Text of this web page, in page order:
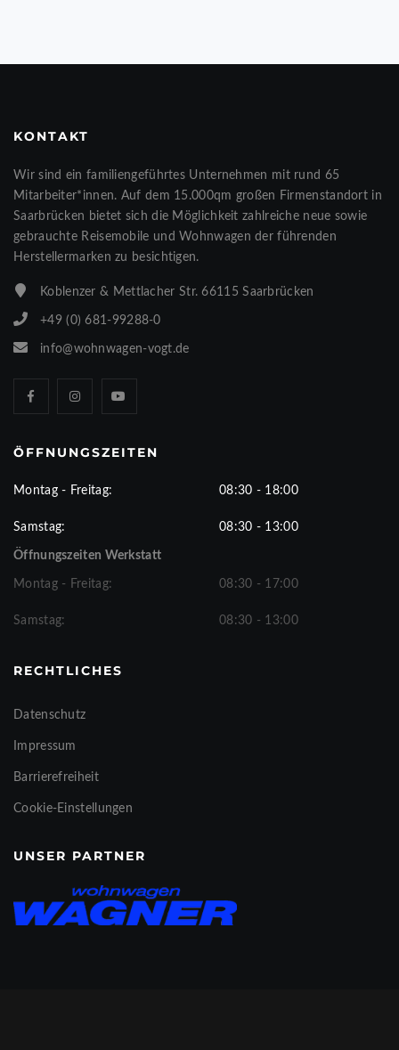
KONTAKT
Wir sind ein familiengeführtes Unternehmen mit rund 65
Mitarbeiter*innen. Auf dem 15.000qm großen Firmenstandort in
Saarbrücken bietet sich die Möglichkeit zahlreiche neue sowie
gebrauchte Reisemobile und Wohnwagen der führenden
Herstellermarken zu besichtigen.
Koblenzer & Mettlacher Str. 66115 Saarbrücken
+49 (0) 681-99288-0
info@wohnwagen-vogt.de
ÖFFNUNGSZEITEN
Montag - Freitag: 08:30 - 18:00
Samstag: 08:30 - 13:00
Öffnungszeiten Werkstatt
Montag - Freitag: 08:30 - 17:00
Samstag: 08:30 - 13:00
RECHTLICHES
Datenschutz
Impressum
Barrierefreiheit
Cookie-Einstellungen
UNSER PARTNER